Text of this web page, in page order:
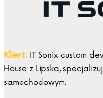
Klient: IT Sonix custom
House z Lipska,
samochodowym.